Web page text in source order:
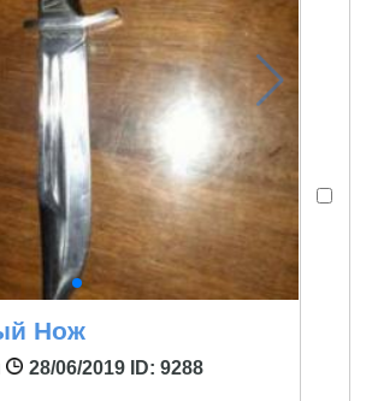
Нож
28/06/2019ID: 9288